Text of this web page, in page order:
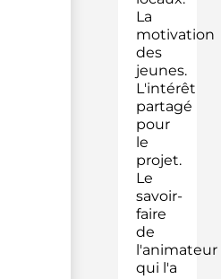
La
motivation
des
jeunes.
L'intérêt
partagé
pour
le
projet.
Le
savoir-
faire
de
l'animateur
qui l'a